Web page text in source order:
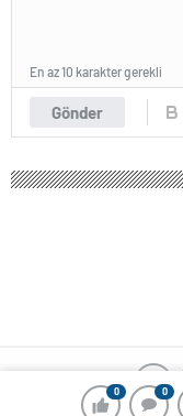
0 0
Gönder
En az 10 karakter gerekli